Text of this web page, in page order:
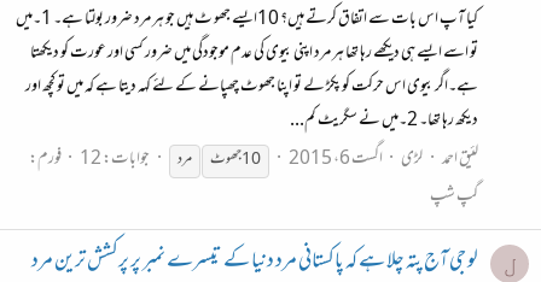
کیا آپ اس بات سے اتفاق کرتے ہیں؟ 10ایسے جھو ٹ ہیں جو ہر مرد ضرور بولتا ہے۔ 1۔میں
تو اسے ایسے ہی دیکھے رہا تھا ہر مرد اپنی بیوی کی عدم موجودگی میں ضرور کسی اور عورت کو دیکھتا
ہے۔اگر بیوی اس حرکت کو پکڑ لے تو اپنا جھوٹ چھپانے کے لئے کہہ دیتا ہے کہ میں تو کچھ اور
دیکھ رہا تھا۔ 2۔میں نے سگریٹ کم...
لئیق احمد لڑی اگست 6، 2015 10 جھوٹ مرد جوابات: 12
فورم:
گپ شپ
ل
لو جی آج پتہ چلا ہے کہ پاکستانی مرد دنیا کے تیسرے نمبر پر پرکشش ترین مرد